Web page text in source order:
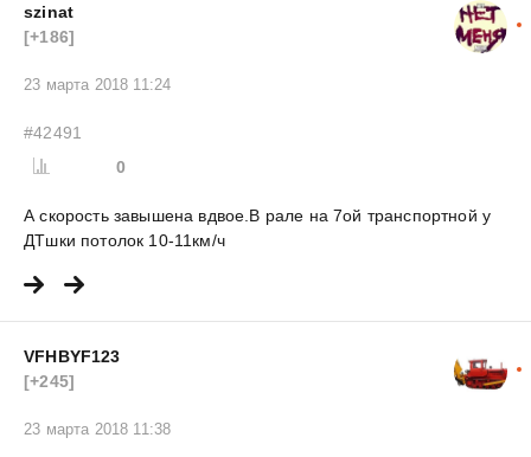
szinat
[+186]
23 марта 2018 11:24
#42491
0
А скорость завышена вдвое.В рале на 7ой транспортной у
ДТшки потолок 10-11км/ч
VFHBYF123
[+245]
23 марта 2018 11:38